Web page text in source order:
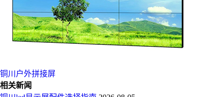
铜川户外拼接屏
相关新闻